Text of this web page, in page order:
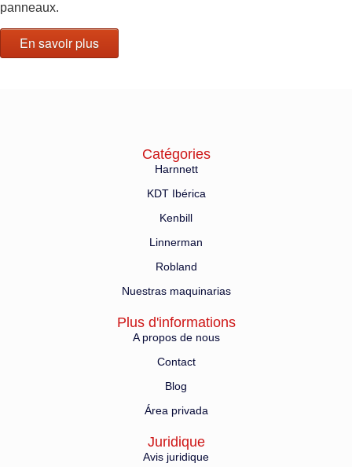
panneaux.
En savoir plus
Catégories
Harnnett
KDT Ibérica
Kenbill
Linnerman
Robland
Nuestras maquinarias
Plus d'informations
A propos de nous
Contact
Blog
Área privada
Juridique
Avis juridique